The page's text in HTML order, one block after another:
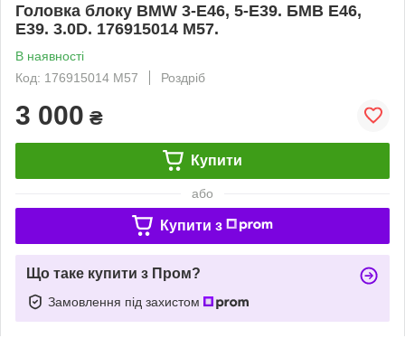
Головка блоку BMW 3-E46, 5-E39. БМВ Е46,
Е39. 3.0D. 176915014 M57.
В наявності
Код: 176915014 M57
Роздріб
3 000 ₴
Купити
або
Купити з
Що таке купити з Пром?
Замовлення під захистом